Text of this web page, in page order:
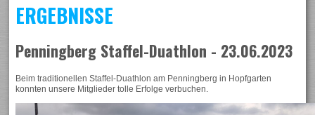
ERGEBNISSE
Penningberg Staffel-Duathlon - 23.06.2023
Beim traditionellen Staffel-Duathlon am Penningberg in Hopfgarten
konnten unsere Mitglieder tolle Erfolge verbuchen.